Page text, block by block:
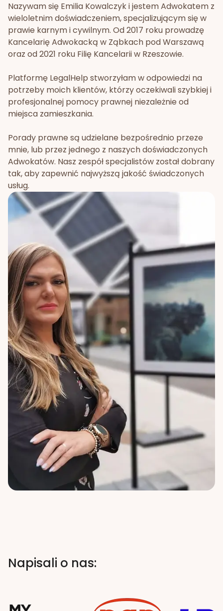
Nazywam się Emilia Kowalczyk i jestem Adwokatem z
wieloletnim doświadczeniem, specjalizującym się w
prawie karnym i cywilnym. Od 2017 roku prowadzę
Kancelarię Adwokacką w Ząbkach pod Warszawą
oraz od 2021 roku Filię Kancelarii w Rzeszowie.
Platformę LegalHelp stworzyłam w odpowiedzi na
potrzeby moich klientów, którzy oczekiwali szybkiej i
profesjonalnej pomocy prawnej niezależnie od
miejsca zamieszkania.
Porady prawne są udzielane bezpośrednio przeze
mnie, lub przez jednego z naszych doświadczonych
Adwokatów. Nasz zespół specjalistów został dobrany
tak, aby zapewnić najwyższą jakość świadczonych
usług.
Napisali o nas: